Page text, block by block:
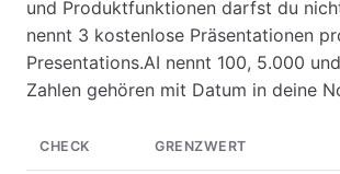
und Produktfunktionen darfst du
nennt 3 kostenlose Präsentationen
Presentations.AI nennt 100, 5.000
Zahlen gehören mit Datum in deine
CHECK GRENZWERT